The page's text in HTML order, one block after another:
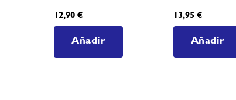
12,90€
Añadir
13,95 €
Añadir